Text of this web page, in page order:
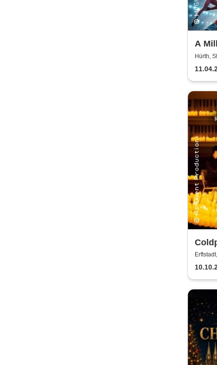
A
Hürth,